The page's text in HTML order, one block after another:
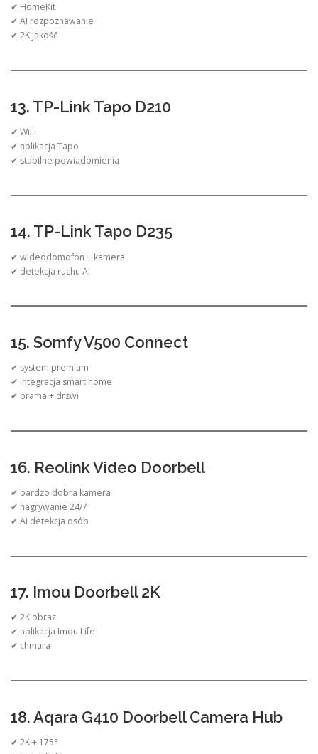
✔ HomeKit
✔ AI rozpoznawanie
✔ 2K jakość
13. TP-Link Tapo D210
✔ WiFi
✔ aplikacja Tapo
✔ stabilne powiadomienia
14. TP-Link Tapo D235
✔ wideodomofon + kamera
✔ detekcja ruchu AI
15. Somfy V500 Connect
✔ system premium
✔ integracja smart home
✔ brama + drzwi
16. Reolink Video Doorbell
✔ bardzo dobra kamera
✔ nagrywanie 24/7
✔ AI detekcja osób
17. Imou Doorbell 2K
✔ 2K obraz
✔ aplikacja Imou Life
✔ chmura
18. Aqara G410 Doorbell Camera Hub
✔ 2K + 175°